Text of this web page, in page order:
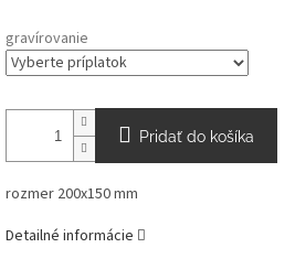
gravírovanie
Pridať do košíka
rozmer 200x150 mm
Detailné informácie